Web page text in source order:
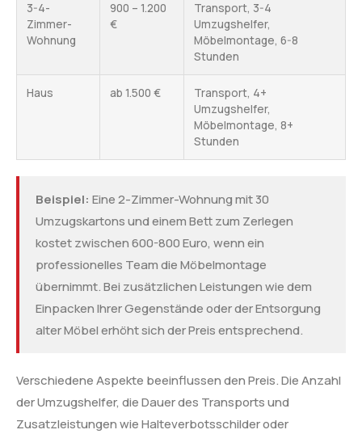
3-4-
Zimmer-
Wohnung
900 – 1.200
€
Transport, 3-4
Umzugshelfer,
Möbelmontage, 6-8
Stunden
Haus ab 1.500 €
Transport, 4+
Umzugshelfer,
Möbelmontage, 8+
Stunden
Beispiel: Eine 2-Zimmer-Wohnung mit 30
Umzugskartons und einem Bett zum Zerlegen
kostet zwischen 600-800 Euro, wenn ein
professionelles Team die Möbelmontage
übernimmt. Bei zusätzlichen Leistungen wie dem
Einpacken Ihrer Gegenstände oder der Entsorgung
alter Möbel erhöht sich der Preis entsprechend.
Verschiedene Aspekte beeinflussen den Preis. Die Anzahl
der Umzugshelfer, die Dauer des Transports und
Zusatzleistungen wie Halteverbotsschilder oder